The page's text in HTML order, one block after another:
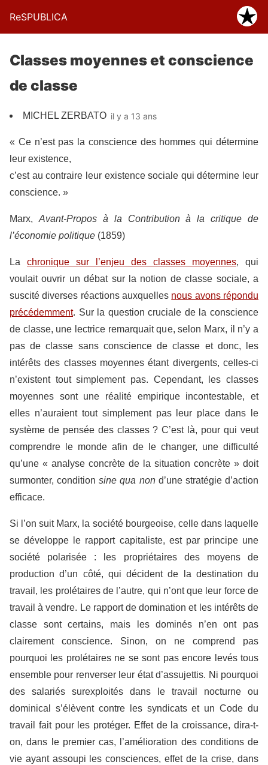
ReSPUBLICA
Classes moyennes et conscience
de classe
MICHEL ZERBATO il y a 13 ans
« Ce n’est pas la conscience des hommes qui détermine
leur existence,
c’est au contraire leur existence sociale qui détermine leur
conscience. »
Marx, Avant-Propos à la Contribution à la critique de
l’économie politique (1859)
La chronique sur l’enjeu des classes moyennes, qui
voulait ouvrir un débat sur la notion de classe sociale, a
suscité diverses réactions auxquelles nous avons répondu
précédemment. Sur la question cruciale de la conscience
de classe, une lectrice remarquait que, selon Marx, il n’y a
pas de classe sans conscience de classe et donc, les
intérêts des classes moyennes étant divergents, celles-ci
n’existent tout simplement pas. Cependant, les classes
moyennes sont une réalité empirique incontestable, et
elles n’auraient tout simplement pas leur place dans le
système de pensée des classes ? C’est là, pour qui veut
comprendre le monde afin de le changer, une difficulté
qu’une « analyse concrète de la situation concrète » doit
surmonter, conditionsine qua nond’une stratégie d’action
efficace.
Si l’on suit Marx, la société bourgeoise, celle dans laquelle
se développe le rapport capitaliste, est par principe une
société polarisée : les propriétaires des moyens de
production d’un côté, qui décident de la destination du
travail, les prolétaires de l’autre, qui n’ont que leur force de
travail à vendre. Le rapport de domination et les intérêts de
classe sont certains, mais les dominés n’en ont pas
clairement conscience. Sinon, on ne comprend pas
pourquoi les prolétaires ne se sont pas encore levés tous
ensemble pour renverser leur état d’assujettis. Ni pourquoi
des salariés surexploités dans le travail nocturne ou
dominical s’élèvent contre les syndicats et un Code du
travail fait pour les protéger. Effet de la croissance, dira-t-
on, dans le premier cas, l’amélioration des conditions de
vie ayant assoupi les consciences, effet de la crise, dans